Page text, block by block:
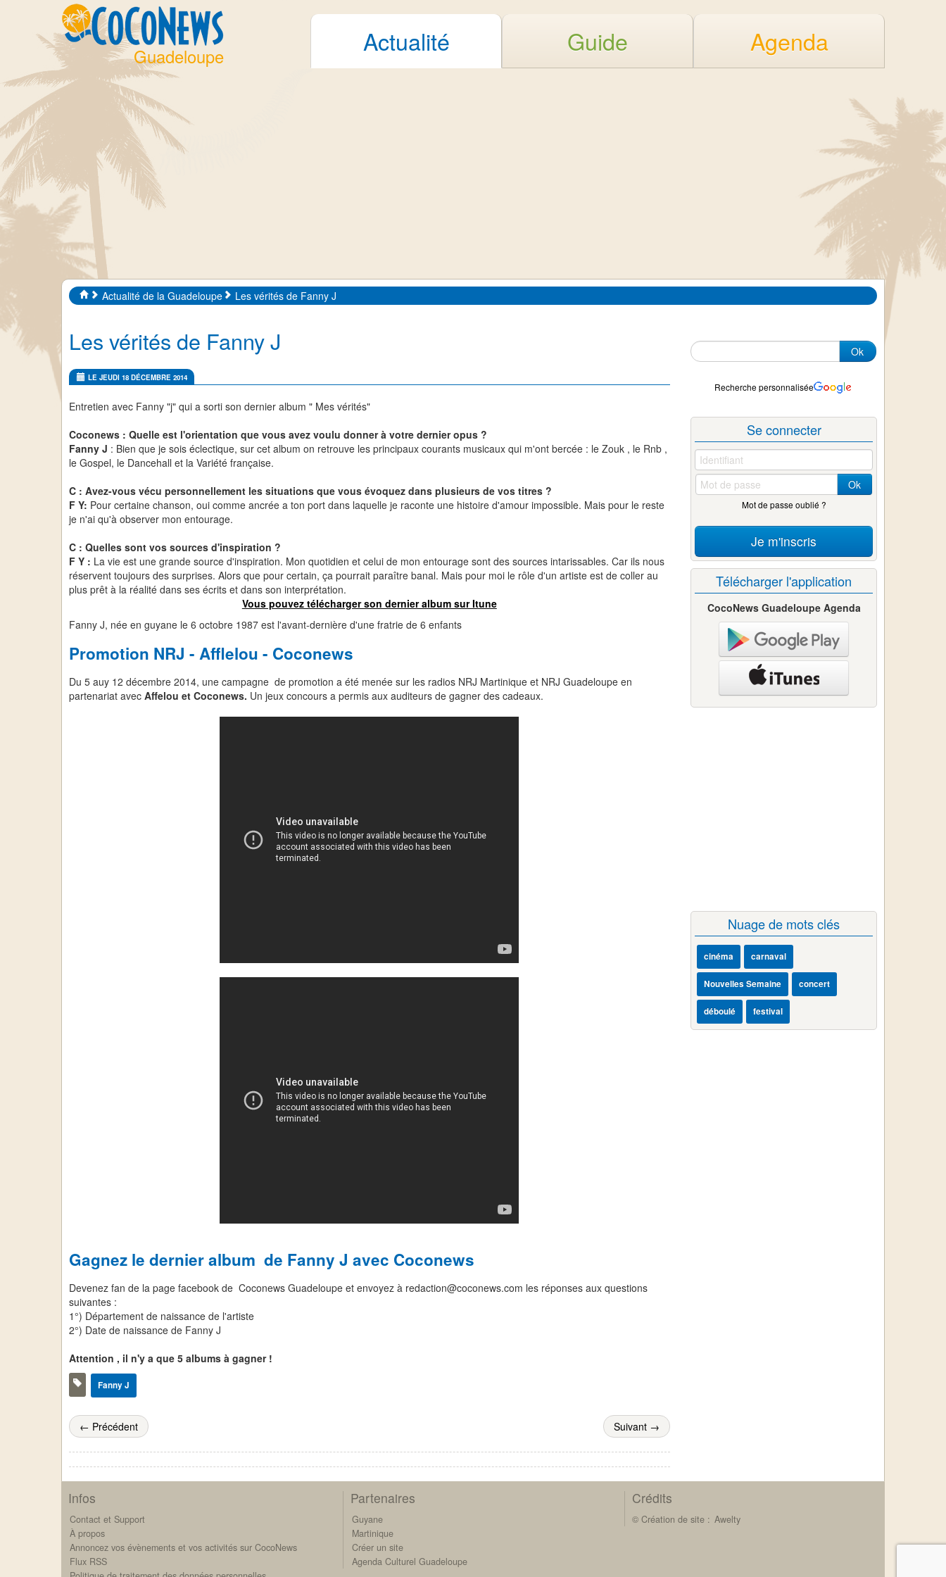
Guadeloupe Actualité Guide Agenda
Actualité de la Guadeloupe Les vérités de Fanny J
Les vérités de Fanny J
LE JEUDI 18 DÉCEMBRE 2014
Entretien avec Fanny "j" qui a sorti son dernier album " Mes vérités"
Coconews : Quelle est l'orientation que vous avez voulu donner à votre dernier opus ?
Fanny J : Bien que je sois éclectique, sur cet album on retrouve les principaux courants musicaux qui m'ont bercée : le Zouk , le Rnb ,
le Gospel, le Dancehall et la Variété française.
C : Avez-vous vécu personnellement les situations que vous évoquez dans plusieurs de vos titres ?
F Y: Pour certaine chanson, oui comme ancrée a ton port dans laquelle je raconte une histoire d'amour impossible. Mais pour le reste
je n'ai qu'à observer mon entourage.
C : Quelles sont vos sources d'inspiration ?
F Y : La vie est une grande source d'inspiration. Mon quotidien et celui de mon entourage sont des sources intarissables. Car ils nous
réservent toujours des surprises. Alors que pour certain, ça pourrait paraître banal. Mais pour moi le rôle d'un artiste est de coller au
plus prêt à la réalité dans ses écrits et dans son interprétation.
Vous pouvez télécharger son dernier album sur Itune
Fanny J, née en guyane le 6 octobre 1987 est l'avant-dernière d'une fratrie de 6 enfants
Promotion NRJ - Afflelou - Coconews
Du 5 auy 12 décembre 2014, une campagne de promotion a été menée sur les radios NRJ Martinique et NRJ Guadeloupe en
partenariat avec Affelou et Coconews. Un jeux concours a permis aux auditeurs de gagner des cadeaux.
Gagnez le dernier album de Fanny J avec Coconews
Devenez fan de la page facebook de Coconews Guadeloupe et envoyez à redaction@coconews.com les réponses aux questions
suivantes :
1°) Département de naissance de l'artiste
2°) Date de naissance de Fanny J
Attention , il n'y a que 5 albums à gagner !
Fanny J
← Précédent Suivant →
Ok
Recherche personnalisée
Se connecter
Ok
Mot de passe oublié ?
Je m'inscris
Télécharger l'application
CocoNews Guadeloupe Agenda
Nuage de mots clés
cinéma carnaval
Nouvelles Semaine concert
déboulé festival
Infos
Contact et Support
À propos
Annoncez vos évènements et vos activités sur CocoNews
Flux RSS
Partenaires
Guyane
Martinique
Créer un site
Agenda Culturel Guadeloupe
Crédits
© Création de site : Awelty